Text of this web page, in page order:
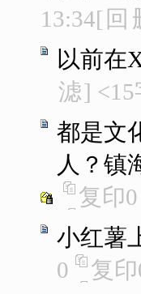
13:34[ 回
以前在
滤] <15
都是文
人？镇
复印0
小红薯
0
复印